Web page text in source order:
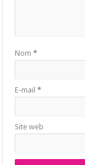
Nom *
E-mail *
Site web